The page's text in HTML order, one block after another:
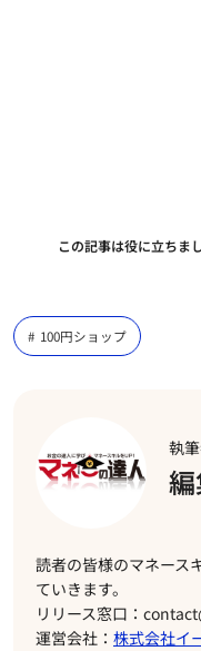
この記事は役に立ちま
100円ショップ
執
読者の皆様のマネース
ていきます。
リリース窓口：
運営会社： 株式会社イ